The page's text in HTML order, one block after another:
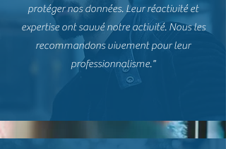
protéger nos données. Leur réactivité et
expertise ont sauvé notre activité. Nous les
recommandons vivement pour leur
professionnalisme."